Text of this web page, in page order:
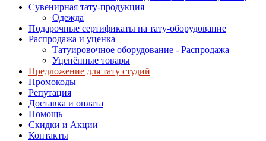
Сувенирная тату-продукция
Одежда
Подарочные сертификаты на тату-оборудование
Распродажа и уценка
Татуировочное оборудование - Распродажа
Уценённые товары
Предложение для тату студий
Промокоды
Репутация
Доставка и оплата
Помощь
Скидки и Акции
Контакты